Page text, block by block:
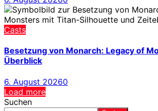
Casts
Besetzung von Monarch: Legacy of
Überblick
6. August 20260
Load more
Suchen